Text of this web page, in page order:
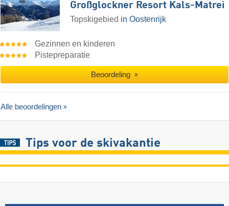
Großglockner Resort Kals-Matrei
Topskigebied in Oostenrijk
Gezinnen en kinderen
Pistepreparatie
Beoordeling
Alle beoordelingen
Tips voor de skivakantie